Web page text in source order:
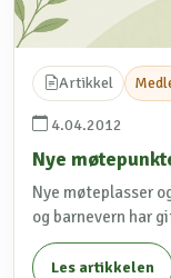
Artikkel
4.04.2012
Nye
Nye møteplasser
og barnevern har
Les artikkelen